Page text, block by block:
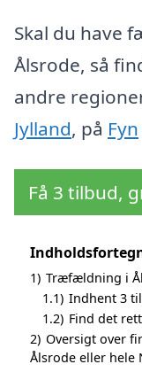
Skal du have
Ålsrode, så
andre
Jylland, på Fyn
Få 3 tilbud,
1) Træfældning i
1.1) Indhent 3
1.2) Find det
2) Oversigt over
Ålsrode eller hele